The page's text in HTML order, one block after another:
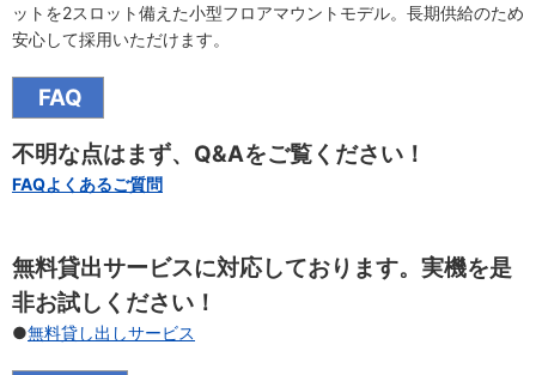
ットを2スロット備えた小型フロアマウントモデル。長期供給のため
安心して採用いただけます。
FAQ
不明な点はまず、Q&Aをご覧ください！
FAQよくあるご質問
無料貸出サービスに対応しております。実機を是
非お試しください！
●無料貸し出しサービス